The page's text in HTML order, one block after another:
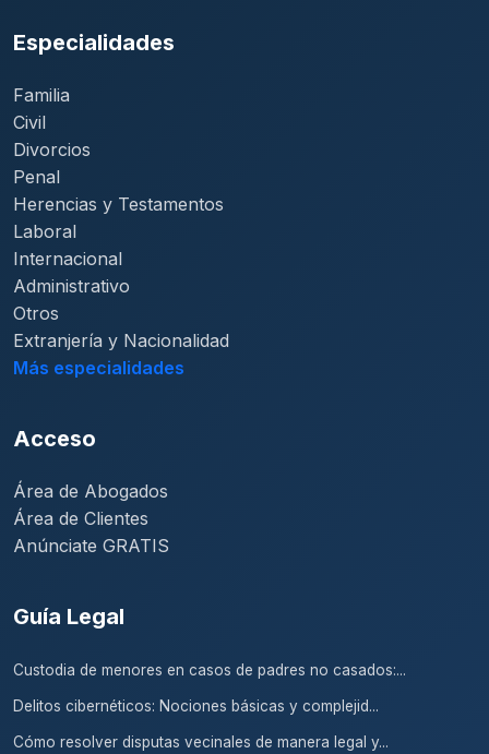
Especialidades
Familia
Civil
Divorcios
Penal
Herencias y Testamentos
Laboral
Internacional
Administrativo
Otros
Extranjería y Nacionalidad
Más especialidades
Acceso
Área de Abogados
Área de Clientes
Anúnciate GRATIS
Guía Legal
Custodia de menores en casos de padres no casados:...
Delitos cibernéticos: Nociones básicas y complejid...
Cómo resolver disputas vecinales de manera legal y...